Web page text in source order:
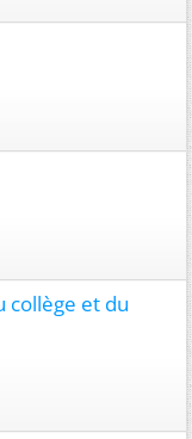
collège et du